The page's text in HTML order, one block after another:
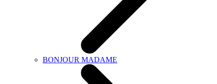
BONJOUR MADAME